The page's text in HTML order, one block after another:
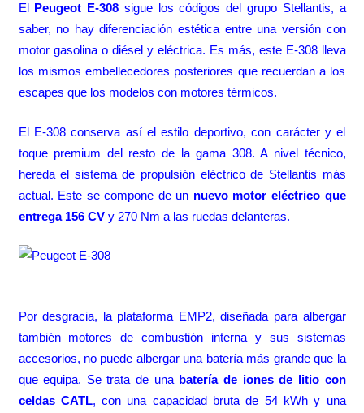
El Peugeot E-308 sigue los códigos del grupo Stellantis, a
saber, no hay diferenciación estética entre una versión con
motor gasolina o diésel y eléctrica. Es más, este E-308 lleva
los mismos embellecedores posteriores que recuerdan a los
escapes que los modelos con motores térmicos.
El E-308 conserva así el estilo deportivo, con carácter y el
toque premium del resto de la gama 308. A nivel técnico,
hereda el sistema de propulsión eléctrico de Stellantis más
actual. Este se compone de un nuevo motor eléctrico que
entrega 156 CVy 270 Nm a las ruedas delanteras.
Por desgracia, la plataforma EMP2, diseñada para albergar
también motores de combustión interna y sus sistemas
accesorios, no puede albergar una batería más grande que la
que equipa. Se trata de una batería de iones de litio con
celdas CATL, con una capacidad bruta de 54 kWh y una